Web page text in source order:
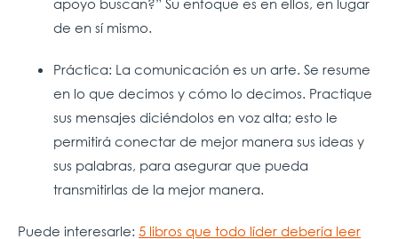
apoyo buscan?” Su enfoque es en ellos, en lugar
de en sí mismo.
Práctica: La comunicación es un arte. Se resume
en lo que decimos y cómo lo decimos. Practique
sus mensajes diciéndolos en voz alta; esto le
permitirá conectar de mejor manera sus ideas y
sus palabras, para asegurar que pueda
transmitirlas de la mejor manera.
Puede interesarle: 5 libros que todo líder debería leer